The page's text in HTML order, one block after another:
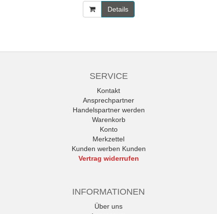
Details
SERVICE
Kontakt
Ansprechpartner
Handelspartner werden
Warenkorb
Konto
Merkzettel
Kunden werben Kunden
Vertrag widerrufen
INFORMATIONEN
Über uns